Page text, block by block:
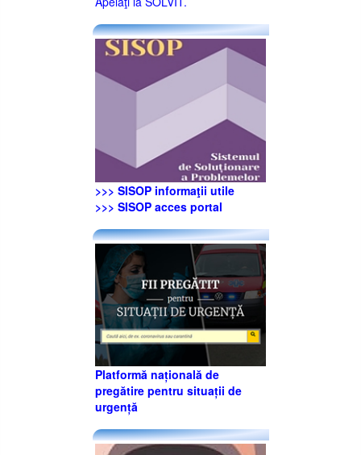
>>> SISOP informaţii utile
>>> SISOP acces portal
Platformă națională de
pregătire pentru situații de
urgență